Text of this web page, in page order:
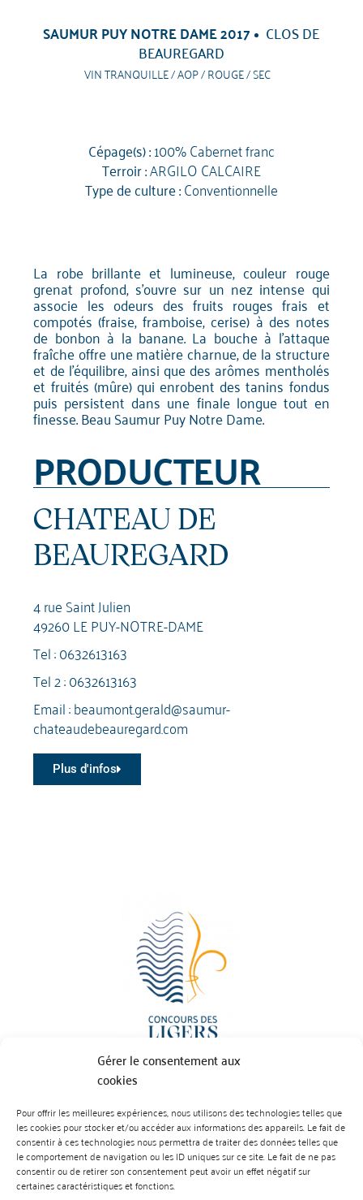
Gérer le consentement aux
cookies
Pour offrir les meilleures expériences, nous utilisons des technologies telles que
les cookies pour stocker et/ou accéder aux informations des appareils. Le fait de
consentir à ces technologies nous permettra de traiter des données telles que
le comportement de navigation ou les ID uniques sur ce site. Le fait de ne pas
consentir ou de retirer son consentement peut avoir un effet négatif sur
certaines caractéristiques et fonctions.
SAUMUR PUY NOTRE DAME 2017 CLOS DE
BEAUREGARD
VIN TRANQUILLE / AOP / ROUGE / SEC
Cépage(s) :100% Cabernet franc
Terroir :ARGILO CALCAIRE
Type de culture :Conventionnelle
La robe brillante et lumineuse, couleur rouge
grenat profond, s'ouvre sur un nez intense qui
associe les odeurs des fruits rouges frais et
compotés (fraise, framboise, cerise) à des notes
de bonbon à la banane. La bouche à l'attaque
fraîche offre une matière charnue, de la structure
et de l'équilibre, ainsi que des arômes mentholés
et fruités (mûre) qui enrobent des tanins fondus
puis persistent dans une finale longue tout en
finesse. Beau Saumur Puy Notre Dame.
PRODUCTEUR
CHATEAU DE
BEAUREGARD
4 rue Saint Julien
49260 LE PUY-NOTRE-DAME
Tel :0632613163
Tel 2 :0632613163
Email :beaumont.gerald@saumur-
chateaudebeauregard.com
Plus d'infos
BP 70023 - 49610 JUIGNE SUR LOIRE
Tél :07 88 99 01 07